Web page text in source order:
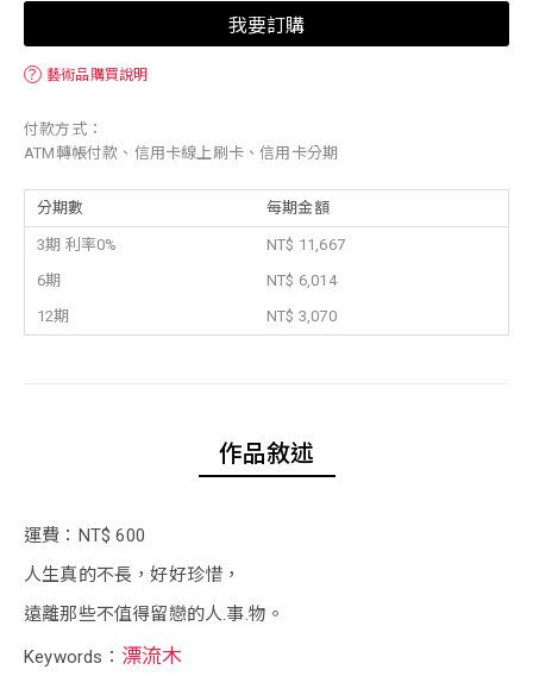
我要訂購
？ 藝術品購買說明
付款方式：
ATM轉帳付款、信用卡線上刷卡、信用卡分期
分期數 每期金額
3期 利率0%
NT$ 11,667
6期
NT$ 6,014
12期
NT$ 3,070
作品敘述
運費：NT$ 600
人生真的不長，好好珍惜，
遠離那些不值得留戀的人.事.物。
Keywords： 漂流木